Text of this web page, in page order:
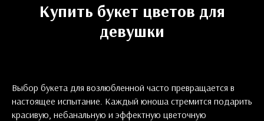
Купить букет цветов для
девушки
Выбор букета для возлюбленной часто превращается в
настоящее испытание. Каждый юноша стремится подарить
красивую, небанальную и эффектную цветочную